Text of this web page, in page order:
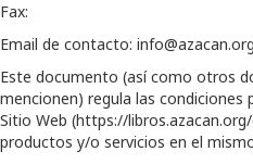
Fax:
Email de contacto: info@azacan.org
Este documento (así como otros
mencionen) regula las condiciones
Sitio Web (https://
productos y/o servicios en el